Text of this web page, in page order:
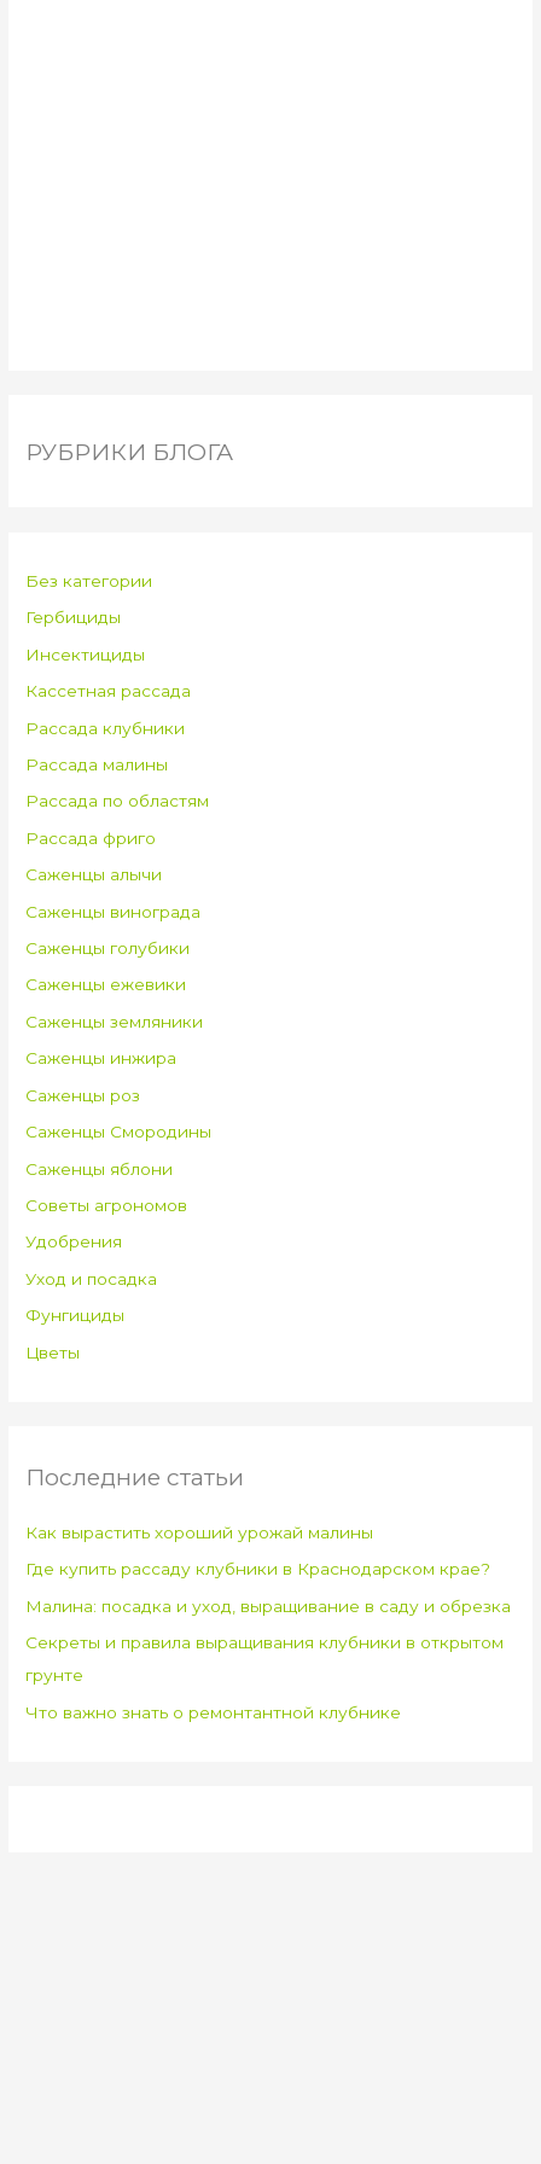
РУБРИКИ БЛОГА
Без категории
Гербициды
Инсектициды
Кассетная рассада
Рассада клубники
Рассада малины
Рассада по областям
Рассада фриго
Саженцы алычи
Саженцы винограда
Саженцы голубики
Саженцы ежевики
Саженцы земляники
Саженцы инжира
Саженцы роз
Саженцы Смородины
Саженцы яблони
Советы агрономов
Удобрения
Уход и посадка
Фунгициды
Цветы
Последние статьи
Как вырастить хороший урожай малины
Где купить рассаду клубники в Краснодарском крае?
Малина: посадка и уход, выращивание в саду и обрезка
Секреты и правила выращивания клубники в открытом
грунте
Что важно знать о ремонтантной клубнике